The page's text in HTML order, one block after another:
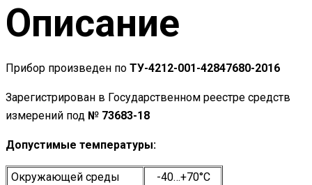
Описание
Прибор произведен по ТУ-4212-001-42847680-2016
Зарегистрирован в Государственном реестре средств
измерений под № 73683-18
Допустимые температуры:
Окружающей среды
-40…+70°С